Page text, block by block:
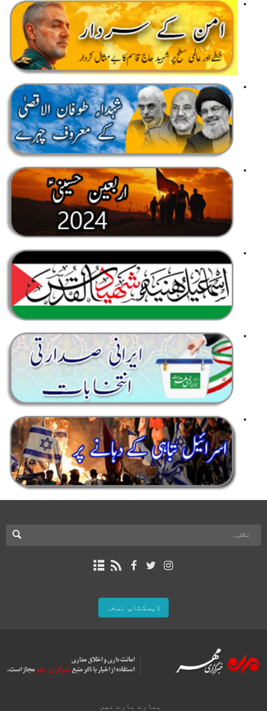
ڈیسکٹاپ نسخہ
ہمارے بارے میں